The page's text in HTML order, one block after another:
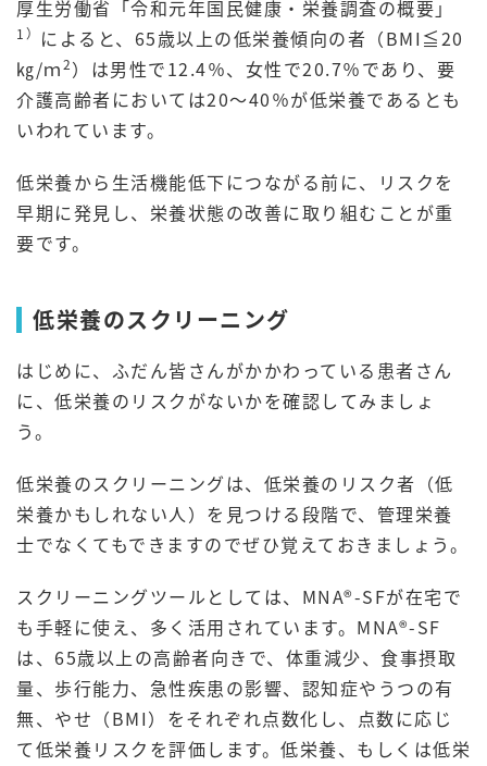
厚生労働省「令和元年国民健康・栄養調査の概要」
1）
によると、65歳以上の低栄養傾向の者（BMI≦20
㎏/ｍ2）は男性で12.4％、女性で20.7％であり、要
介護高齢者においては20～40％が低栄養であるとも
いわれています。
低栄養から生活機能低下につながる前に、リスクを
早期に発見し、栄養状態の改善に取り組むことが重
要です。
低栄養のスクリーニング
はじめに、ふだん皆さんがかかわっている患者さん
に、低栄養のリスクがないかを確認してみましょ
う。
低栄養のスクリーニングは、低栄養のリスク者（低
栄養かもしれない人）を見つける段階で、管理栄養
士でなくてもできますのでぜひ覚えておきましょう。
スクリーニングツールとしては、MNA®-SFが在宅で
も手軽に使え、多く活用されています。MNA®-SF
は、65歳以上の高齢者向きで、体重減少、食事摂取
量、歩行能力、急性疾患の影響、認知症やうつの有
無、やせ（BMI）をそれぞれ点数化し、点数に応じ
て低栄養リスクを評価します。低栄養、もしくは低栄